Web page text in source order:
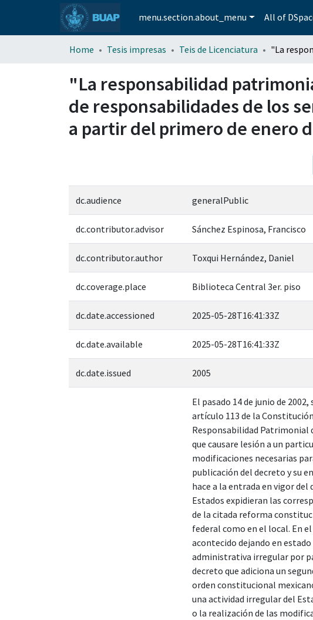
menu.section.about_menu All of
Home Tesis impresas Teis de Licenciatura
"La responsabilidad
de responsabilidades de los
a partir del primero de enero
dc.audience generalPublic
dc.contributor.advisor Sánchez Espinosa, Francisco
dc.contributor.author Toxqui Hernández, Daniel
dc.coverage.place Biblioteca Central 3er. piso
dc.date.accessioned 2025-05-28T16:41:33Z
dc.date.available 2025-05-28T16:41:33Z
dc.date.issued 2005
El pasado 14 de junio de
artículo 113 de la
Responsabilidad Patrimonial
que causare lesión a un
modificaciones necesarias
publicación del decreto y su
hace a la entrada en vigor
Estados expidieran las
de la citada reforma
federal como en el local. En
acontecido dejando en
administrativa irregular por
decreto que adiciona un
orden constitucional
una actividad irregular del
o la realización de las